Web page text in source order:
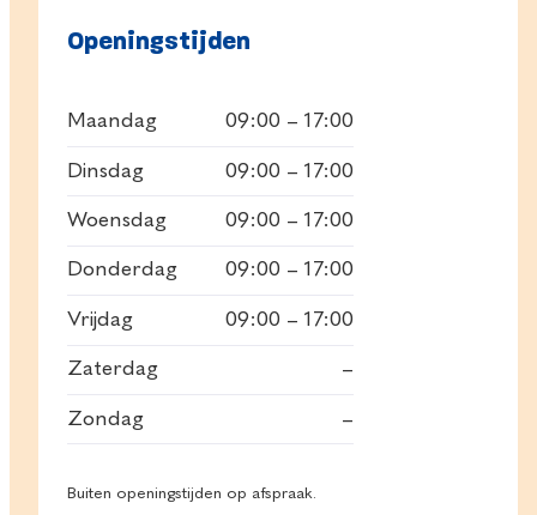
Openingstijden
Maandag 09:00 – 17:00
Dinsdag 09:00 – 17:00
Woensdag 09:00 – 17:00
Donderdag 09:00 – 17:00
Vrijdag 09:00 – 17:00
Zaterdag –
Zondag –
Buiten openingstijden op afspraak.